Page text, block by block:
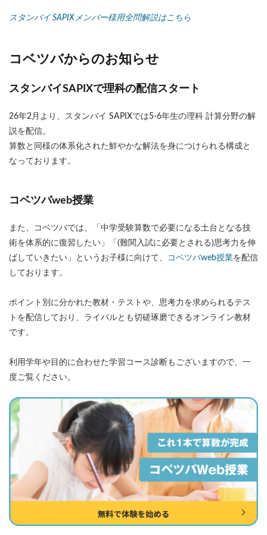
スタンバイ SAPIXメンバー様用全問解説はこちら
コベツバからのお知らせ
スタンバイSAPIXで理科の配信スタート
26年2月より、スタンバイ SAPIXでは5-6年生の理科 計算分野の解
説を配信。
算数と同様の体系化された鮮やかな解法を身につけられる構成と
なっております。
コベツバweb授業
また、コベツバでは、「中学受験算数で必要になる土台となる技
術を体系的に復習したい」「(難関入試に必要とされる)思考力を伸
ばしていきたい」というお子様に向けて、
コベツバweb授業を配信
しております。
ポイント別に分かれた教材・テストや、思考力を求められるテス
トを配信しており、ライバルとも切磋琢磨できるオンライン教材
です。
利用学年や目的に合わせた学習コース診断もございますので、一
度ご覧ください。